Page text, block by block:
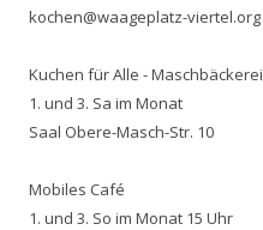
kochen@waageplatz-viertel.org
Kuchen für Alle - Maschbäckerei
1. und 3. Sa im Monat
Saal Obere-Masch-Str. 10
Mobiles Café
1. und 3. So im Monat 15 Uhr